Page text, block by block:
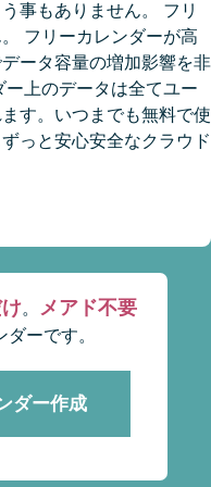
事もありません。 フリ
フリーカレンダーが高
ータ容量の増加影響を非
上のデータは全てユー
す。いつまでも無料で使
っと安心安全なクラウド
。 メアド不要
ダーです。
ダー作成